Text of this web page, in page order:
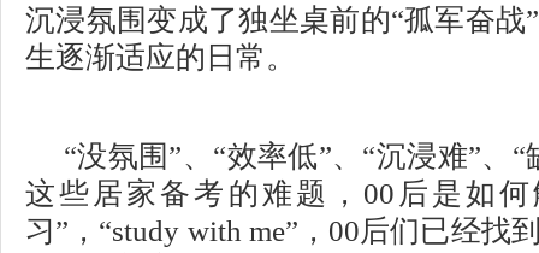
沉浸氛围变成了独坐桌前的“孤军奋战
生逐渐适应的日常。
“没氛围”、“效率低”、“沉浸难”、
这些居家备考的难题，00后是如
习”，“study with me”，00后们已经找